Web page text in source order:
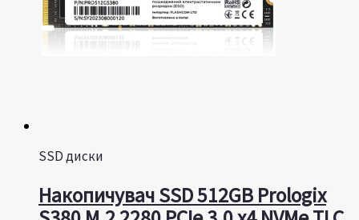
SSD диски
Накопичувач SSD 512GB Prologix